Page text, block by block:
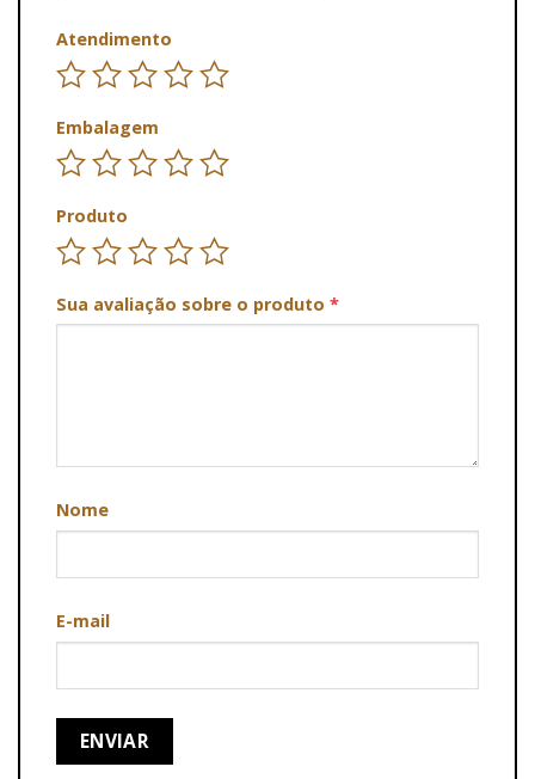
Atendimento
Embalagem
Produto
Sua avaliação sobre o produto *
Nome
E-mail